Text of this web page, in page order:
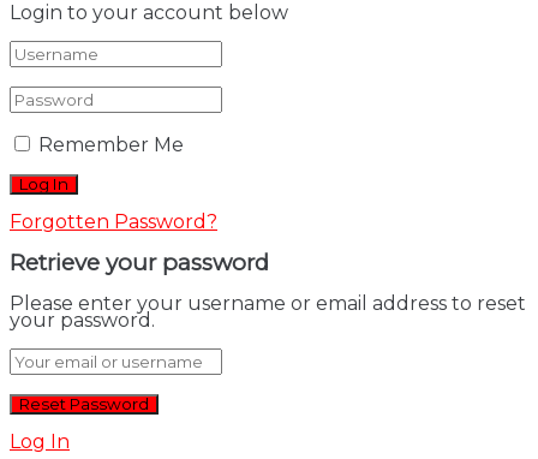
Login to your account below
Remember Me
Forgotten Password?
Retrieve your password
Please enter your username or email address to reset
your password.
Log In